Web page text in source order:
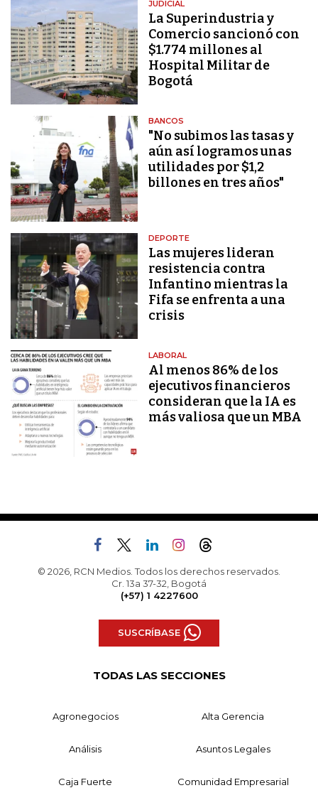
JUDICIAL
La Superindustria y
Comercio sancionó con
$1.774 millones al
Hospital Militar de
Bogotá
BANCOS
"No subimos las tasas y
aún así logramos unas
utilidades por $1,2
billones en tres años"
DEPORTE
Las mujeres lideran
resistencia contra
Infantino mientras la
Fifa se enfrenta a una
crisis
LABORAL
Al menos 86% de los
ejecutivos financieros
consideran que la IA es
más valiosa que un MBA
© 2026, RCN Medios. Todos los derechos reservados.
Cr. 13a 37-32, Bogotá
(+57) 1 4227600
SUSCRÍBASE
TODAS LAS SECCIONES
Agronegocios Alta Gerencia
Análisis Asuntos Legales
Caja Fuerte Comunidad Empresarial